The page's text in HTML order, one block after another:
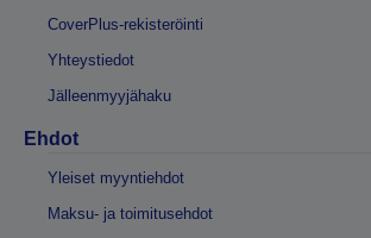
CoverPlus-rekisteröinti
Yhteystiedot
Jälleenmyyjähaku
Ehdot
Yleiset myyntiehdot
Maksu- ja toimitusehdot